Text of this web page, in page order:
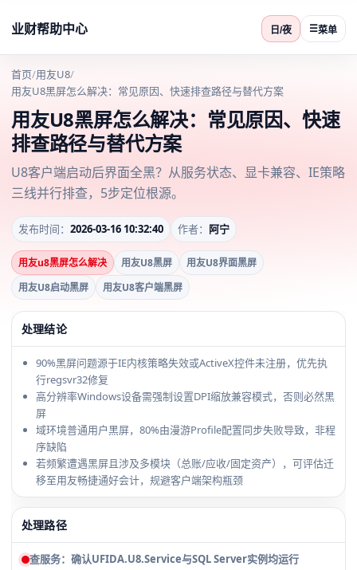
业财帮助中心 日/夜 ☰菜单
首页/用友U8/
用友U8黑屏怎么解决：常见原因、快速排查路径与替代方案
用友U8黑屏怎么解决：常见原因、快速
排查路径与替代方案
U8客户端启动后界面全黑？从服务状态、显卡兼容、IE策略
三线并行排查，5步定位根源。
发布时间： 2026-03-16 10:32:40 作者： 阿宁
用友u8黑屏怎么解决 用友U8黑屏
用友U8界面黑屏
用友U8启动黑屏
用友U8客户端黑屏
处理结论
90%黑屏问题源于IE内核策略失效或ActiveX控件未注册，优先执
行regsvr32修复
高分辨率Windows设备需强制设置DPI缩放兼容模式，否则必然黑
屏
域环境普通用户黑屏，80%由漫游Profile配置同步失败导致，非程
序缺陷
若频繁遭遇黑屏且涉及多模块（总账/应收/固定资产），可评估迁
移至用友畅捷通好会计，规避客户端架构瓶颈
处理路径
查服务：确认UFIDA.U8.Service与SQL Server实例均运行